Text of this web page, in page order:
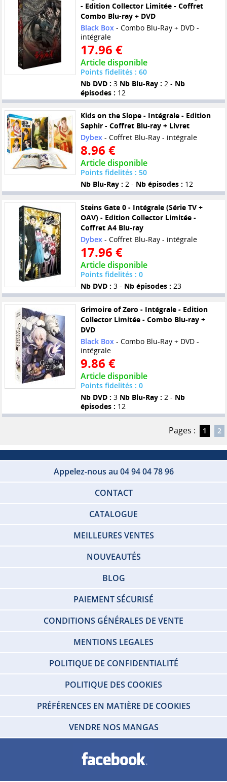
- Edition Collector Limitée - Coffret
Combo Blu-ray + DVD
Black Box - Combo Blu-Ray + DVD -
intégrale
17.96 €
Article disponible
Points fidelités : 60
Nb DVD : 3 Nb Blu-Ray : 2 - Nb
épisodes : 12
Kids on the Slope - Intégrale - Edition
Saphir - Coffret Blu-ray + Livret
Dybex- Coffret Blu-Ray - intégrale
8.96 €
Article disponible
Points fidelités : 50
Nb Blu-Ray : 2 - Nb épisodes : 12
Steins Gate 0 - Intégrale (Série TV +
OAV) - Edition Collector Limitée -
Coffret A4 Blu-ray
Dybex- Coffret Blu-Ray - intégrale
17.96 €
Article disponible
Points fidelités : 0
Nb DVD : 3 - Nb épisodes : 23
Grimoire of Zero - Intégrale - Edition
Collector Limitée - Combo Blu-ray +
DVD
Black Box- Combo Blu-Ray + DVD -
intégrale
9.86 €
Article disponible
Points fidelités : 0
Nb DVD : 3 Nb Blu-Ray : 2 - Nb
épisodes : 12
Pages : 1 2
Appelez-nous au 04 94 04 78 96
CONTACT
CATALOGUE
MEILLEURES VENTES
NOUVEAUTÉS
BLOG
PAIEMENT SÉCURISÉ
CONDITIONS GÉNÉRALES DE VENTE
MENTIONS LEGALES
POLITIQUE DE CONFIDENTIALITÉ
POLITIQUE DES COOKIES
PRÉFÉRENCES EN MATIÈRE DE COOKIES
VENDRE NOS MANGAS